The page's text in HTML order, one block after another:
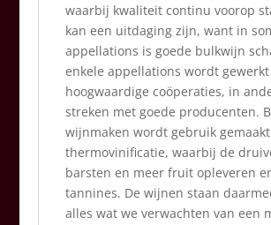
waarbij kwaliteit continu voorop
kan een uitdaging zijn, want in
appellations is goede bulkwijn
enkele appellations wordt
hoogwaardige coöperaties, in
streken met goede producenten.
wijnmaken wordt gebruik
thermovinificatie, waarbij de
barsten en meer fruit opleveren
tannines. De wijnen staan
alles wat we verwachten van een